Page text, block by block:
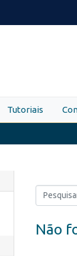
Tutoriais
Não